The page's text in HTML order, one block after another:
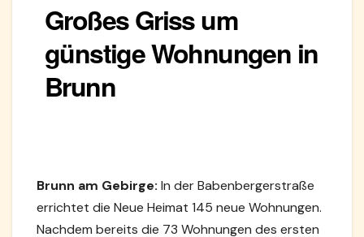
Großes Griss um
günstige Wohnungen in
Brunn
Brunn am Gebirge: In der Babenbergerstraße
errichtet die Neue Heimat 145 neue Wohnungen.
Nachdem bereits die 73 Wohnungen des ersten